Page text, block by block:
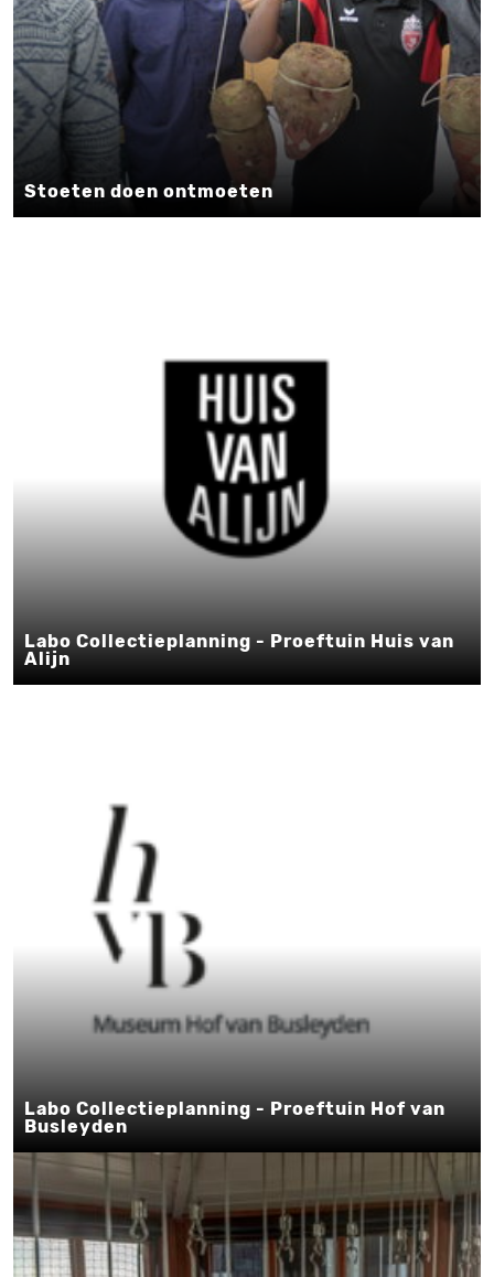
Stoeten doen ontmoeten
Labo Collectieplanning - Proeftuin Huis van
Alijn
Labo Collectieplanning - Proeftuin Hof van
Busleyden